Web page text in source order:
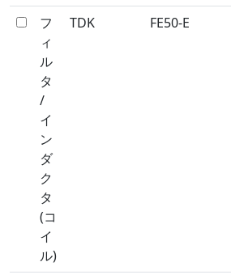
フ
ィ
ル
タ
/
イ
ン
ダ
ク
タ
(コ
イ
ル)
TDK FE50-E